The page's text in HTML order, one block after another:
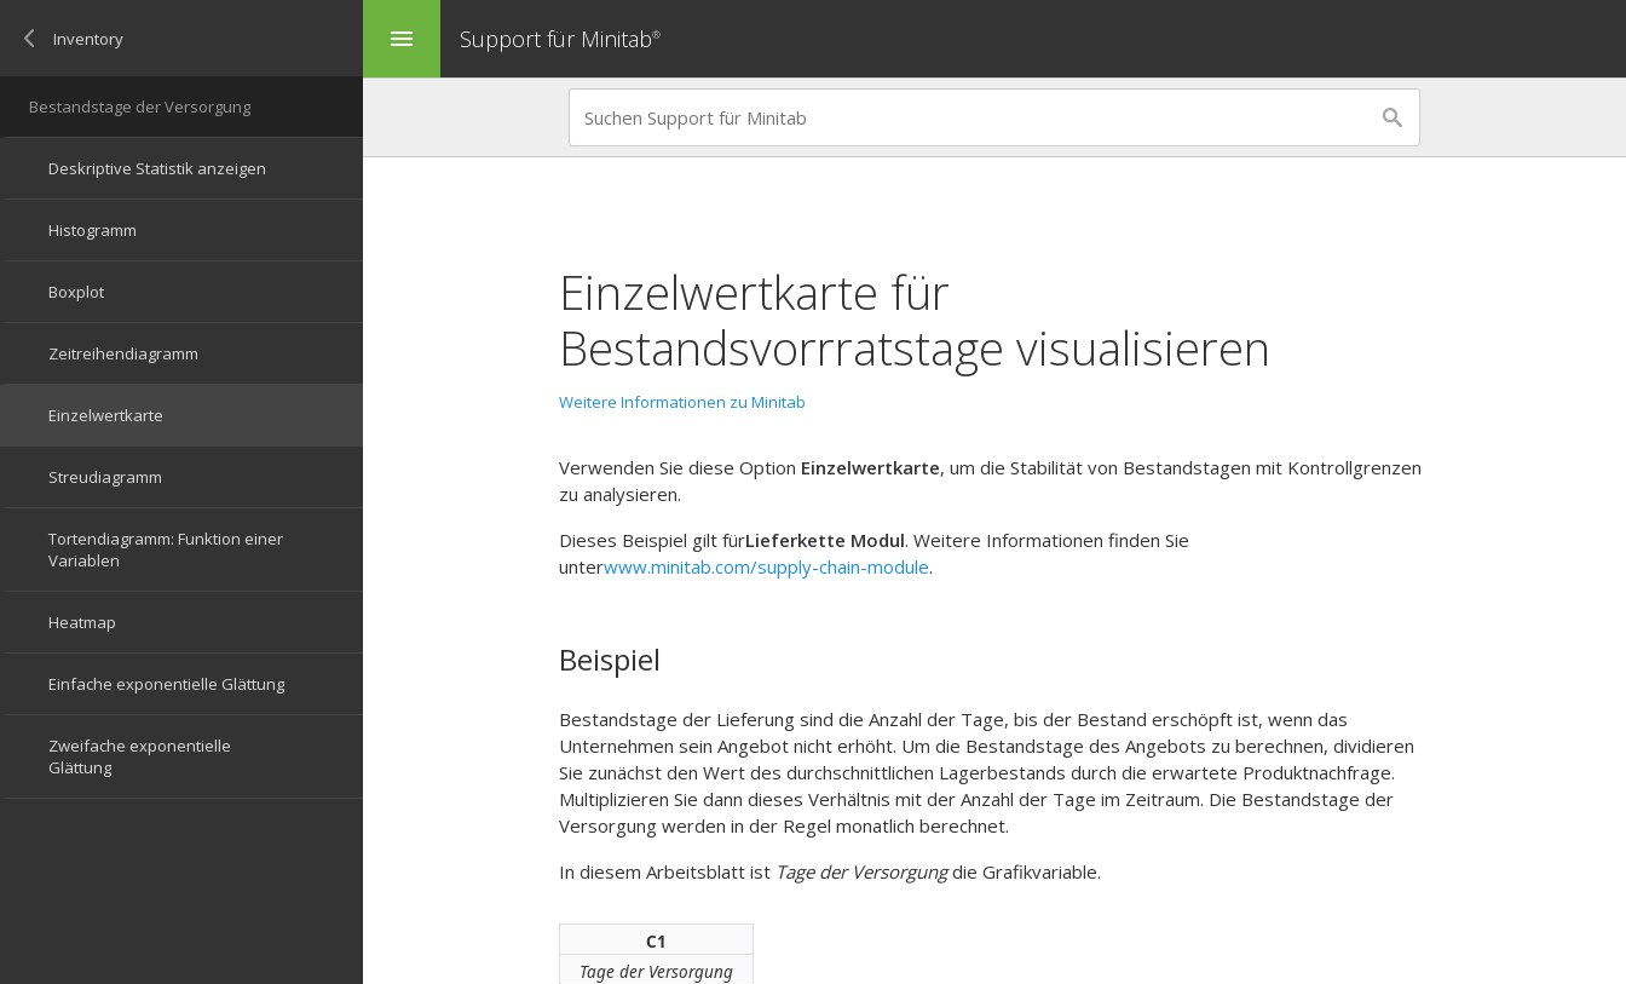
menu Support für Minitab®
Einzelwertkarte für
Bestandsvorrratstage visualisieren
Weitere Informationen zu Minitab
Verwenden Sie diese Option Einzelwertkarte, um die Stabilität von Bestandstagen mit Kontrollgrenzen
zu analysieren.
Dieses Beispiel gilt fürLieferkette Modul. Weitere Informationen finden Sie
unterwww.minitab.com/supply-chain-module.
Beispiel
Bestandstage der Lieferung sind die Anzahl der Tage, bis der Bestand erschöpft ist, wenn das
Unternehmen sein Angebot nicht erhöht. Um die Bestandstage des Angebots zu berechnen, dividieren
Sie zunächst den Wert des durchschnittlichen Lagerbestands durch die erwartete Produktnachfrage.
Multiplizieren Sie dann dieses Verhältnis mit der Anzahl der Tage im Zeitraum. Die Bestandstage der
Versorgung werden in der Regel monatlich berechnet.
In diesem Arbeitsblatt ist Tage der Versorgungdie Grafikvariable.
C1
Tage der Versorgung